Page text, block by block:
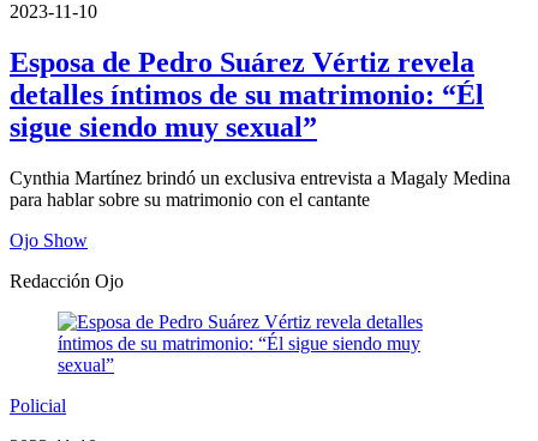
2023-11-10
Esposa de Pedro Suárez Vértiz revela
detalles íntimos de su matrimonio: “Él
sigue siendo muy sexual”
Cynthia Martínez brindó un exclusiva entrevista a Magaly Medina
para hablar sobre su matrimonio con el cantante
Ojo Show
Redacción Ojo
Policial